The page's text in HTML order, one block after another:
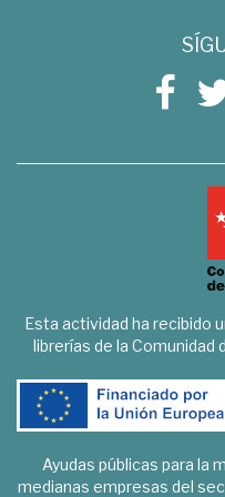
Esta actividad ha recibido
librerías de la Comunidad
Ayudas públicas para la
medianas empresas del